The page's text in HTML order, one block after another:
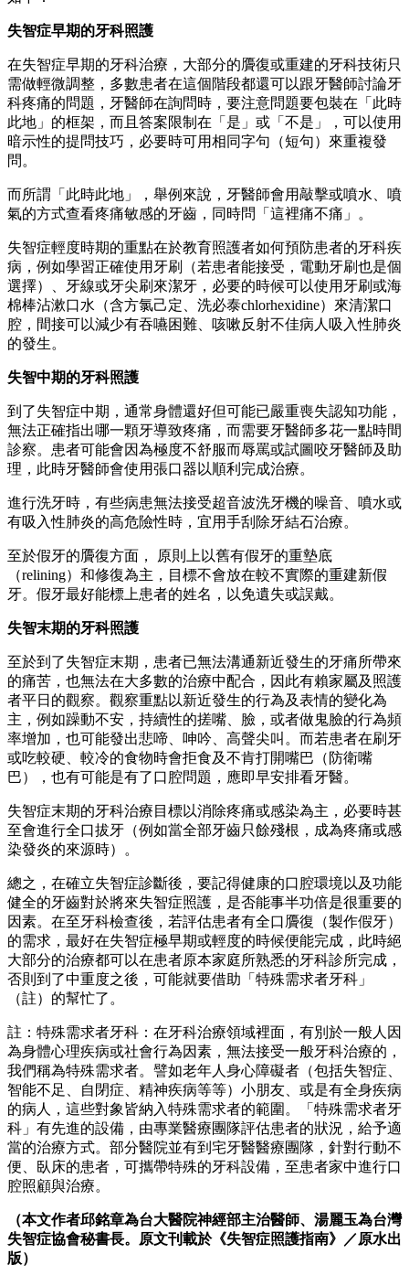
失智症早期的牙科照護
在失智症早期的牙科治療，大部分的贗復或重建的牙科技術只
需做輕微調整，多數患者在這個階段都還可以跟牙醫師討論牙
科疼痛的問題，牙醫師在詢問時，要注意問題要包裝在「此時
此地」的框架，而且答案限制在「是」或「不是」，可以使用
暗示性的提問技巧，必要時可用相同字句（短句）來重複發
問。
而所謂「此時此地」，舉例來說，牙醫師會用敲擊或噴水、噴
氣的方式查看疼痛敏感的牙齒，同時問「這裡痛不痛」。
失智症輕度時期的重點在於教育照護者如何預防患者的牙科疾
病，例如學習正確使用牙刷（若患者能接受，電動牙刷也是個
選擇）、牙線或牙尖刷來潔牙，必要的時候可以使用牙刷或海
棉棒沾漱口水（含方氯己定、洗必泰chlorhexidine）來清潔口
腔，間接可以減少有吞嚥困難、咳嗽反射不佳病人吸入性肺炎
的發生。
失智中期的牙科照護
到了失智症中期，通常身體還好但可能已嚴重喪失認知功能，
無法正確指出哪一顆牙導致疼痛，而需要牙醫師多花一點時間
診察。患者可能會因為極度不舒服而辱罵或試圖咬牙醫師及助
理，此時牙醫師會使用張口器以順利完成治療。
進行洗牙時，有些病患無法接受超音波洗牙機的噪音、噴水或
有吸入性肺炎的高危險性時，宜用手刮除牙結石治療。
至於假牙的贗復方面， 原則上以舊有假牙的重墊底
（relining）和修復為主，目標不會放在較不實際的重建新假
牙。假牙最好能標上患者的姓名，以免遺失或誤戴。
失智末期的牙科照護
至於到了失智症末期，患者已無法溝通新近發生的牙痛所帶來
的痛苦，也無法在大多數的治療中配合，因此有賴家屬及照護
者平日的觀察。觀察重點以新近發生的行為及表情的變化為
主，例如躁動不安，持續性的搓嘴、臉，或者做鬼臉的行為頻
率增加，也可能發出悲啼、呻吟、高聲尖叫。而若患者在刷牙
或吃較硬、較冷的食物時會拒食及不肯打開嘴巴（防衛嘴
巴），也有可能是有了口腔問題，應即早安排看牙醫。
失智症末期的牙科治療目標以消除疼痛或感染為主，必要時甚
至會進行全口拔牙（例如當全部牙齒只餘殘根，成為疼痛或感
染發炎的來源時）。
總之，在確立失智症診斷後，要記得健康的口腔環境以及功能
健全的牙齒對於將來失智症照護，是否能事半功倍是很重要的
因素。在至牙科檢查後，若評估患者有全口贗復（製作假牙）
的需求，最好在失智症極早期或輕度的時候便能完成，此時絕
大部分的治療都可以在患者原本家庭所熟悉的牙科診所完成，
否則到了中重度之後，可能就要借助「特殊需求者牙科」
（註）的幫忙了。
註：特殊需求者牙科：在牙科治療領域裡面，有別於一般人因
為身體心理疾病或社會行為因素，無法接受一般牙科治療的，
我們稱為特殊需求者。譬如老年人身心障礙者（包括失智症、
智能不足、自閉症、精神疾病等等）小朋友、或是有全身疾病
的病人，這些對象皆納入特殊需求者的範圍。「特殊需求者牙
科」有先進的設備，由專業醫療團隊評估患者的狀況，給予適
當的治療方式。部分醫院並有到宅牙醫醫療團隊，針對行動不
便、臥床的患者，可攜帶特殊的牙科設備，至患者家中進行口
腔照顧與治療。
（本文作者邱銘章為台大醫院神經部主治醫師​、湯麗玉為台灣
失智症協會秘書長。原文刊載於《失智症照護指南​》／原水出
版）